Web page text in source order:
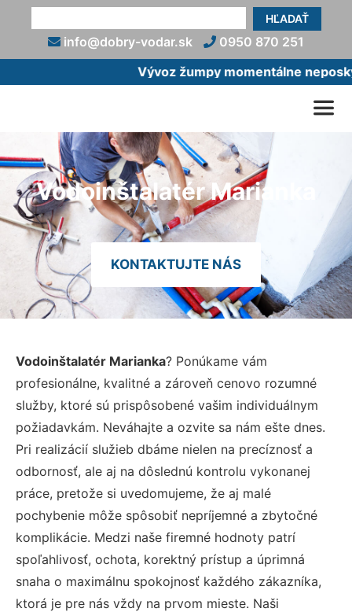
HĽADAŤ
info@dobry-vodar.sk
0950 870 251
Vývoz žumpy momentálne
Vodoinštalatér Marianka
KONTAKTUJTE NÁS
Vodoinštalatér Marianka? Ponúkame vám
profesionálne, kvalitné a zároveň cenovo rozumné
služby, ktoré sú prispôsobené vašim individuálnym
požiadavkám. Neváhajte a ozvite sa nám ešte dnes.
Pri realizácií služieb dbáme nielen na precíznosť a
odbornosť, ale aj na dôslednú kontrolu vykonanej
práce, pretože si uvedomujeme, že aj malé
pochybenie môže spôsobiť nepríjemné a zbytočné
komplikácie. Medzi naše firemné hodnoty patrí
spoľahlivosť, ochota, korektný prístup a úprimná
snaha o maximálnu spokojnosť každého zákazníka,
ktorá je pre nás vždy na prvom mieste. Naši